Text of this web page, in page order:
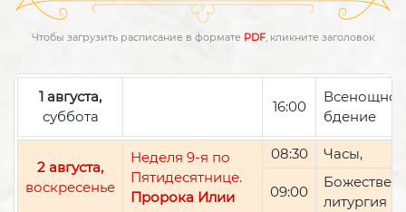
Чтобы загрузить расписание в формате PDF, кликните заголовок
1 августа,
суббота
16:00
Всенощное
бдение
2 августа,
воскресенье
Неделя 9-я по
Пятидесятнице.
Пророка Илии
08:30 Часы,
09:00
литургия